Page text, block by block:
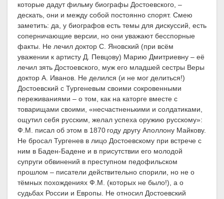
которые дадут фильму биографы Достоевского, –
дескать, они и между собой постоянно спорят. Смею
заметить: да, у биографов есть темы для дискуссий, есть
соперничающие версии, но они уважают бесспорные
факты. Не лечил доктор С. Яновский (при всём
уважении к артисту Д. Певцову) Марию Дмитриевну – её
лечил зять Достоевского, муж его младшей сестры Веры
доктор А. Иванов. Не делился (и не мог делиться!)
Достоевский с Тургеневым своими сокровенными
переживаниями – о том, как на каторге вместе с
товарищами своими, «несчастненькими и солдатиками,
ощутил себя русским, желал успеха оружию русскому»:
Ф.М. писал об этом в 1870 году другу Аполлону Майкову.
Не бросал Тургенев в лицо Достоевскому при встрече с
ним в Баден-Бадене и в присутствии его молодой
супруги обвинений в преступном педофильском
прошлом – писатели действительно спорили, но не о
тёмных похождениях Ф.М. (которых не было!), а о
судьбах России и Европы. Не относил Достоевский